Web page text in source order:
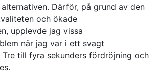
Därför, på grund av den
och ökade
upplevde jag vissa
när jag var i ett svagt
Tre till fyra sekunders fördröjning och